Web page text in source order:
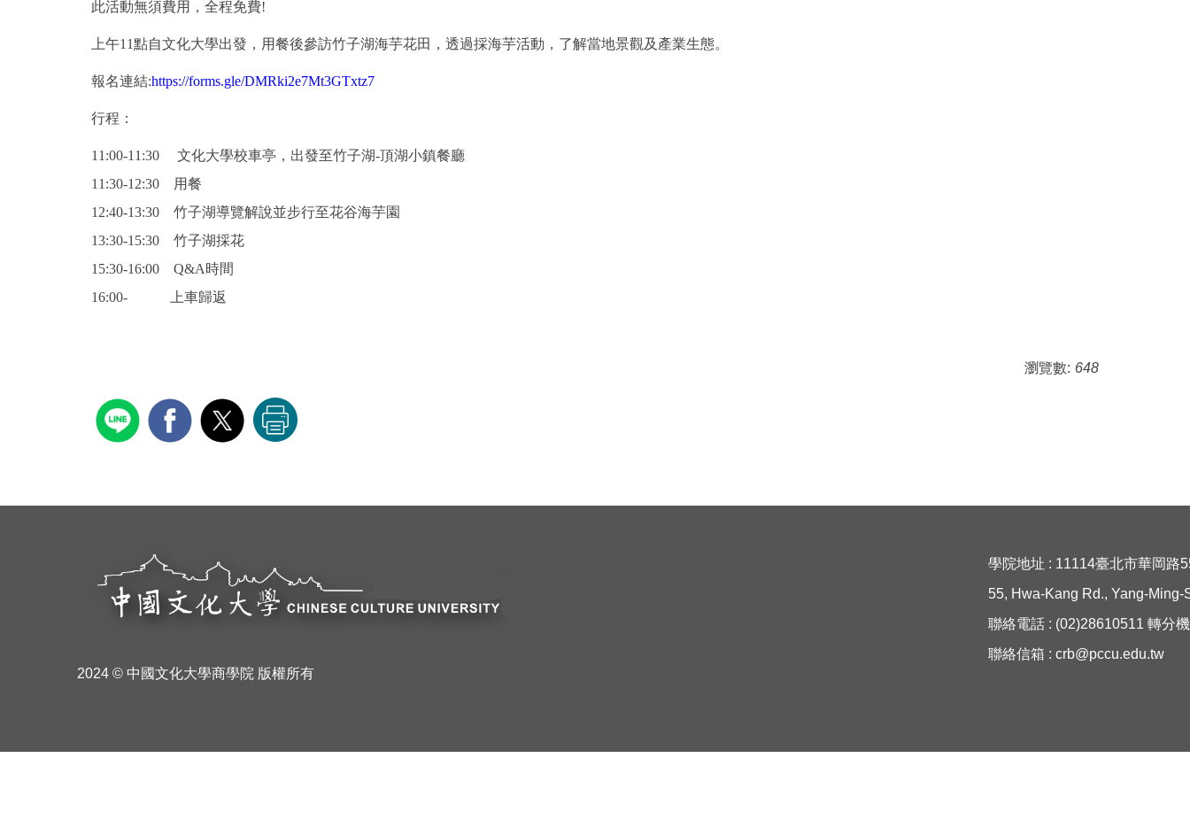
此活動無須費用，全程免費!
上午11點自文化大學出發，用餐後參訪竹子湖海芋花田，透過採海芋活動，了解當地景觀及產業生態。
報名連結:https://forms.gle/DMRki2e7Mt3GTxtz7
行程：
11:00-11:30
文化大學校車亭，出發至竹子湖-頂湖小鎮餐廳
11:30-12:30
用餐
12:40-13:30
竹子湖導覽解說並步行至花谷海芋園
13:30-15:30
竹子湖採花
15:30-16:00
Q&A時間
16:00-
上車歸返
瀏覽數: 648
2024 © 中國文化大學商學院 版權所有
學院地址 : 11114臺北市華岡路
55, Hwa-Kang Rd., Yang-Ming-
聯絡電話 : (02)28610511 轉分
聯絡信箱 : crb@pccu.edu.tw